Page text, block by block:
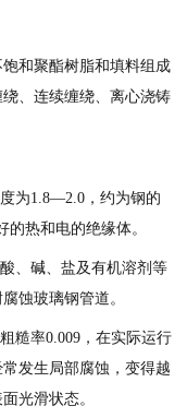
和聚酯树脂和填料组成
、连续缠绕、离心浇铸
为1.8—2.0，约为钢的
的热和电的绝缘体。
、碱、盐及有机溶剂等
蚀玻璃钢管道。
糙率0.009，在实际运行
发生局部腐蚀，变得越
光滑状态。